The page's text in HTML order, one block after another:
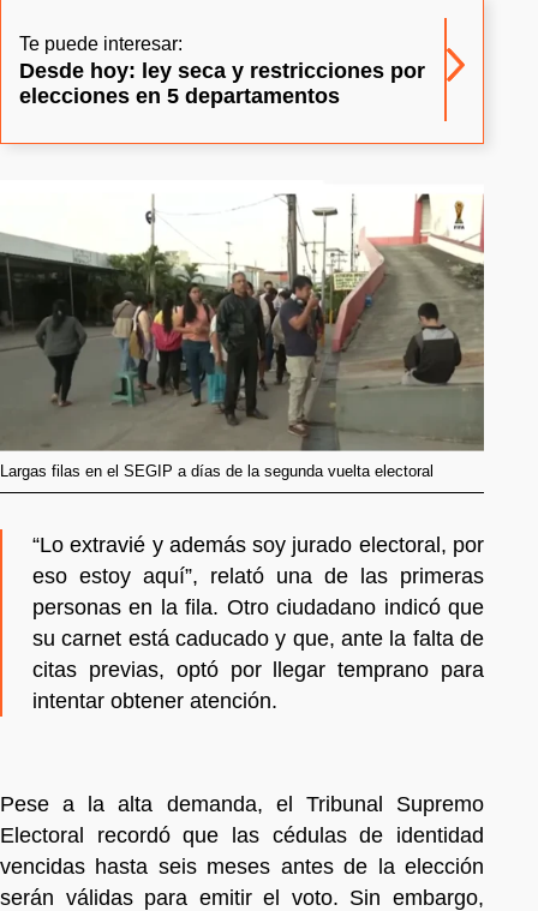
Te puede interesar:
Desde hoy: ley seca y restricciones por
elecciones en 5 departamentos
Largas filas en el SEGIP a días de la segunda vuelta electoral
“Lo extravié y además soy jurado electoral, por
eso estoy aquí”, relató una de las primeras
personas en la fila. Otro ciudadano indicó que
su carnet está caducado y que, ante la falta de
citas previas, optó por llegar temprano para
intentar obtener atención.
Pese a la alta demanda, el Tribunal Supremo
Electoral recordó que las cédulas de identidad
vencidas hasta seis meses antes de la elección
serán válidas para emitir el voto. Sin embargo,